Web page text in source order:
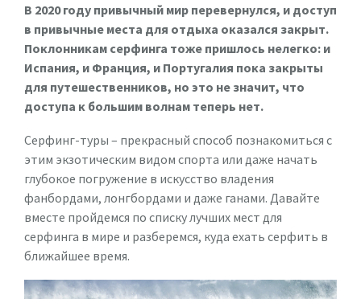
В 2020 году привычный мир перевернулся, и доступ
в привычные места для отдыха оказался закрыт.
Поклонникам серфинга тоже пришлось нелегко: и
Испания, и Франция, и Португалия пока закрыты
для путешественников, но это не значит, что
доступа к большим волнам теперь нет.
Серфинг-туры – прекрасный способ познакомиться с
этим экзотическим видом спорта или даже начать
глубокое погружение в искусство владения
фанбордами, лонгбордами и даже ганами. Давайте
вместе пройдемся по списку лучших мест для
серфинга в мире и разберемся, куда ехать серфить в
ближайшее время.